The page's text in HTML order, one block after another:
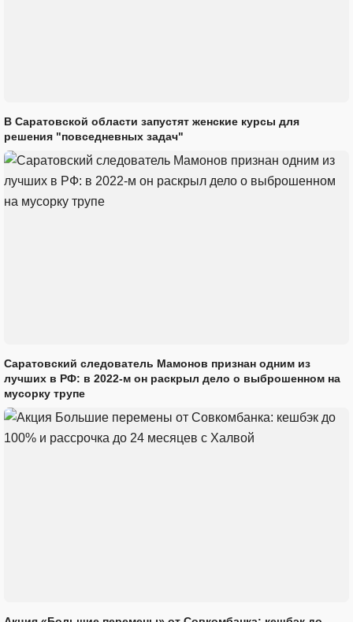
В Саратовской области запустят женские курсы для
решения "повседневных задач"
Саратовский следователь Мамонов признан одним из
лучших в РФ: в 2022-м он раскрыл дело о выброшенном на
мусорку трупе